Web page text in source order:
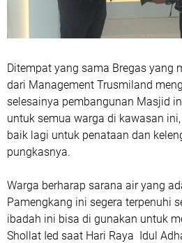
Ditempat yang sama Bregas yang
dari Management Trusmiland
selesainya pembangunan Masjid
untuk semua warga di kawasan
baik lagi untuk penataan dan
pungkasnya.
Warga berharap sarana air yang
Pamengkang ini segera terpenuhi
ibadah ini bisa di gunakan untuk
Shollat Ied saat Hari Raya Idul